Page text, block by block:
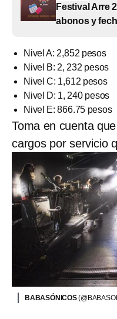
Festival Arre
abonos y
Nivel A: 2,852 pesos
Nivel B: 2, 232 pesos
Nivel C: 1,612 pesos
Nivel D: 1, 240 pesos
Nivel E: 866.75 pesos
Toma en cuenta
cargos por servicio
BABASÓNICOS